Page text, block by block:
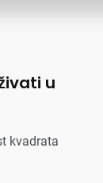
u
kvadrata